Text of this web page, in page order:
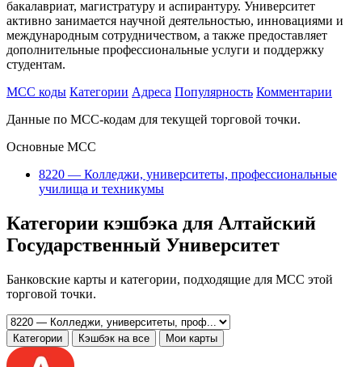
бакалавриат, магистратуру и аспирантуру. Университет
активно занимается научной деятельностью, инновациями и
международным сотрудничеством, а также предоставляет
дополнительные профессиональные услуги и поддержку
студентам.
MCC коды Категории Адреса Популярность Комментарии
Данные по MCC-кодам для текущей торговой точки.
Основные MCC
8220 — Колледжи, университеты, профессиональные
училища и техникумы
Категории кэшбэка для Алтайский
Государственный Университет
Банковские карты и категории, подходящие для MCC этой
торговой точки.
Категории Кэшбэк на все Мои карты